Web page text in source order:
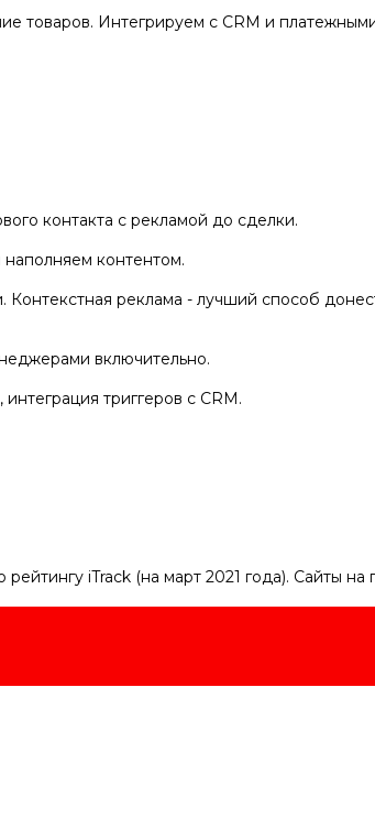
товаров. Интегрируем с CRM и
контакта с рекламой до сделки.
контентом.
реклама - лучший способ
включительно.
триггеров с CRM.
iTrack (на март 2021 года). Сайты на